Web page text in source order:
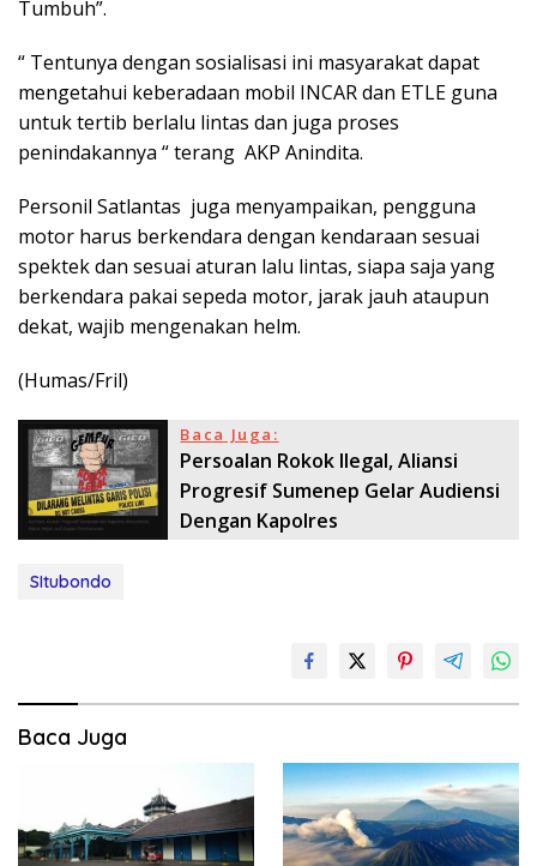
Tumbuh”.
“ Tentunya dengan sosialisasi ini masyarakat dapat
mengetahui keberadaan mobil INCAR dan ETLE guna
untuk tertib berlalu lintas dan juga proses
penindakannya “ terang AKP Anindita.
Personil Satlantas juga menyampaikan, pengguna
motor harus berkendara dengan kendaraan sesuai
spektek dan sesuai aturan lalu lintas, siapa saja yang
berkendara pakai sepeda motor, jarak jauh ataupun
dekat, wajib mengenakan helm.
(Humas/Fril)
Baca Juga:
Persoalan Rokok Ilegal, Aliansi
Progresif Sumenep Gelar Audiensi
Dengan Kapolres
SItubondo
Baca Juga